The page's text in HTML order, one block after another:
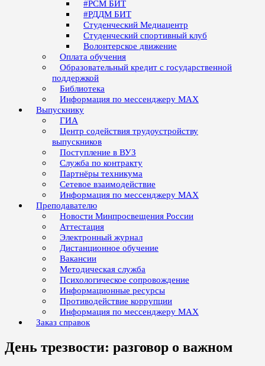
#РСМ БИТ
#РДДМ БИТ
Студенческий Медиацентр
Студенческий спортивный клуб
Волонтерское движение
Оплата обучения
Образовательный кредит с государственной
поддержкой
Библиотека
Информация по мессенджеру MAX
Выпускнику
ГИА
Центр содействия трудоустройству
выпускников
Поступление в ВУЗ
Служба по контракту
Партнёры техникума
Сетевое взаимодействие
Информация по мессенджеру MAX
Преподавателю
Новости Минпросвещения России
Аттестация
Электронный журнал
Дистанционное обучение
Вакансии
Методическая служба
Психологическое сопровождение
Информационные ресурсы
Противодействие коррупции
Информация по мессенджеру MAX
Заказ справок
День трезвости: разговор о важном